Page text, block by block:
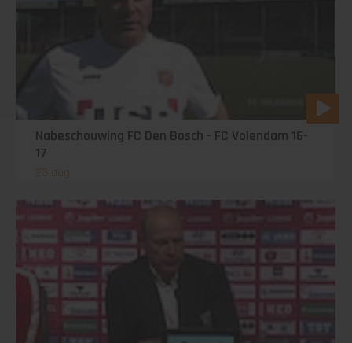
Nabeschouwing FC Den Bosch - FC Volendam 16-
17
23 aug